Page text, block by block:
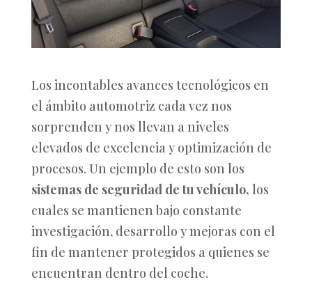
Los incontables avances tecnológicos en
el ámbito automotriz cada vez nos
sorprenden y nos llevan a niveles
elevados de excelencia y optimización de
procesos. Un ejemplo de esto son los
sistemas de seguridad de tu vehículo, los
cuales se mantienen bajo constante
investigación, desarrollo y mejoras con el
fin de mantener protegidos a quienes se
encuentran dentro del coche.